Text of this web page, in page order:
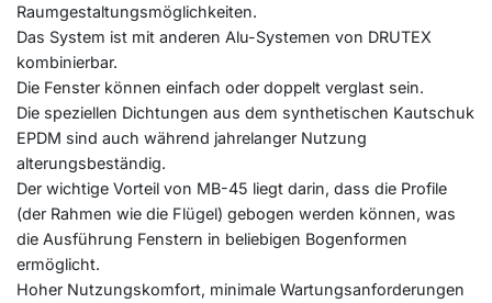
Raumgestaltungsmöglichkeiten.
Das System ist mit anderen Alu-Systemen von DRUTEX
kombinierbar.
Die Fenster können einfach oder doppelt verglast sein.
Die speziellen Dichtungen aus dem synthetischen Kautschuk
EPDM sind auch während jahrelanger Nutzung
alterungsbeständig.
Der wichtige Vorteil von MB-45 liegt darin, dass die Profile
(der Rahmen wie die Flügel) gebogen werden können, was
die Ausführung Fenstern in beliebigen Bogenformen
ermöglicht.
Hoher Nutzungskomfort, minimale Wartungsanforderungen